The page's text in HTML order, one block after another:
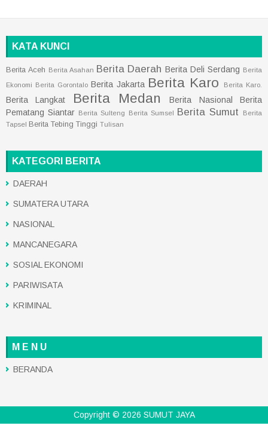
KATA KUNCI
Berita Aceh Berita Asahan Berita Daerah Berita Deli Serdang Berita
Ekonomi Berita Gorontalo Berita Jakarta Berita Karo Berita Karo.
Berita Langkat Berita Medan Berita Nasional
Berita
Pematang Siantar Berita Sulteng Berita Sumsel Berita Sumut
Berita
Tapsel Berita Tebing Tinggi Tulisan
KATEGORI BERITA
DAERAH
SUMATERA UTARA
NASIONAL
MANCANEGARA
SOSIAL EKONOMI
PARIWISATA
KRIMINAL
M E N U
BERANDA
Copyright © 2026 SUMUT JAYA